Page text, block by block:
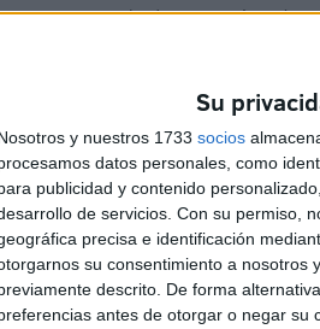
Su
y nuestros 1733 socios
datos personales, como
publicidad y contenido
de servicios. Con su permiso,
precisa e identificación
su consentimiento a nosotros
descrito. De forma
antes de otorgar o negar su
un protocolo de actuación sobre